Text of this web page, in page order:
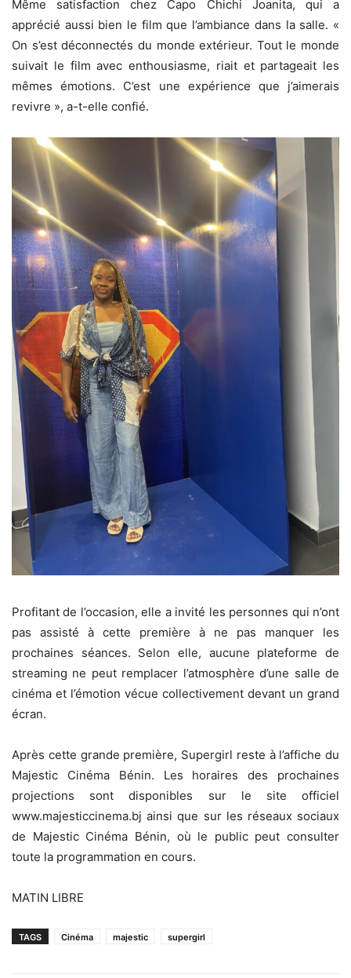
‎Même satisfaction chez Capo Chichi Joanita, qui a
apprécié aussi bien le film que l’ambiance dans la salle. «
On s’est déconnectés du monde extérieur. Tout le monde
suivait le film avec enthousiasme, riait et partageait les
mêmes émotions. C’est une expérience que j’aimerais
revivre », a-t-elle confié.
‎Profitant de l’occasion, elle a invité les personnes qui n’ont
pas assisté à cette première à ne pas manquer les
prochaines séances. Selon elle, aucune plateforme de
streaming ne peut remplacer l’atmosphère d’une salle de
cinéma et l’émotion vécue collectivement devant un grand
écran.
‎Après cette grande première, Supergirl reste à l’affiche du
Majestic Cinéma Bénin. Les horaires des prochaines
projections sont disponibles sur le site officiel
www.majesticcinema.bj ainsi que sur les réseaux sociaux
de Majestic Cinéma Bénin, où le public peut consulter
toute la programmation en cours.
MATIN LIBRE
TAGS Cinéma majestic supergirl